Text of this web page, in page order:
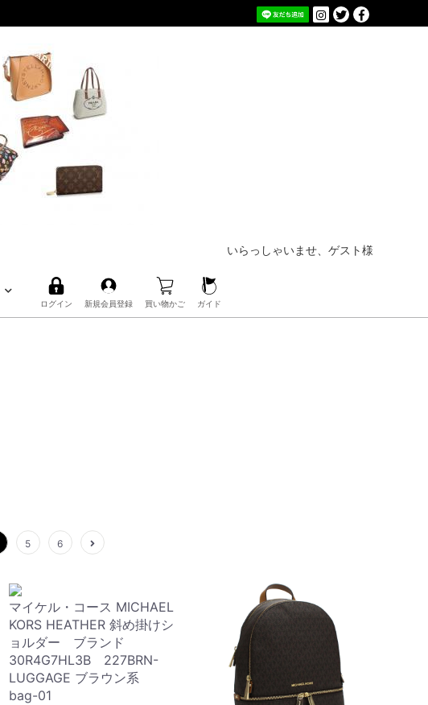
いらっしゃいませ、ゲスト様
ログイン 新規会員登録 買い物かご ガイド
5 6
マイケル・コース MICHAEL
KORS HEATHER 斜め掛けシ
ョルダー ブランド
30R4G7HL3B 227BRN-
LUGGAGE ブラウン系
bag-01